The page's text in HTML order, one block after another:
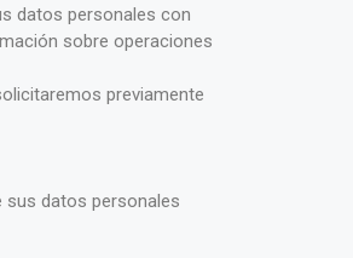
datos personales con
sobre operaciones
previamente
sus datos personales